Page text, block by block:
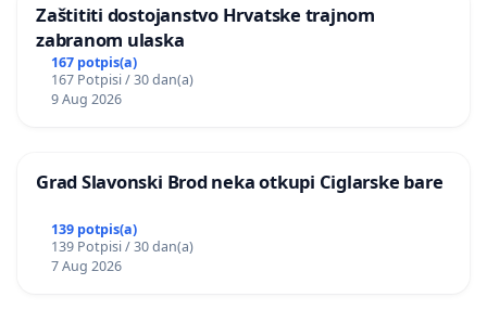
Zaštititi dostojanstvo Hrvatske trajnom
zabranom ulaska
167 potpis(a)
167 Potpisi / 30 dan(a)
9 Aug 2026
Grad Slavonski Brod neka otkupi Ciglarske bare
139 potpis(a)
139 Potpisi / 30 dan(a)
7 Aug 2026